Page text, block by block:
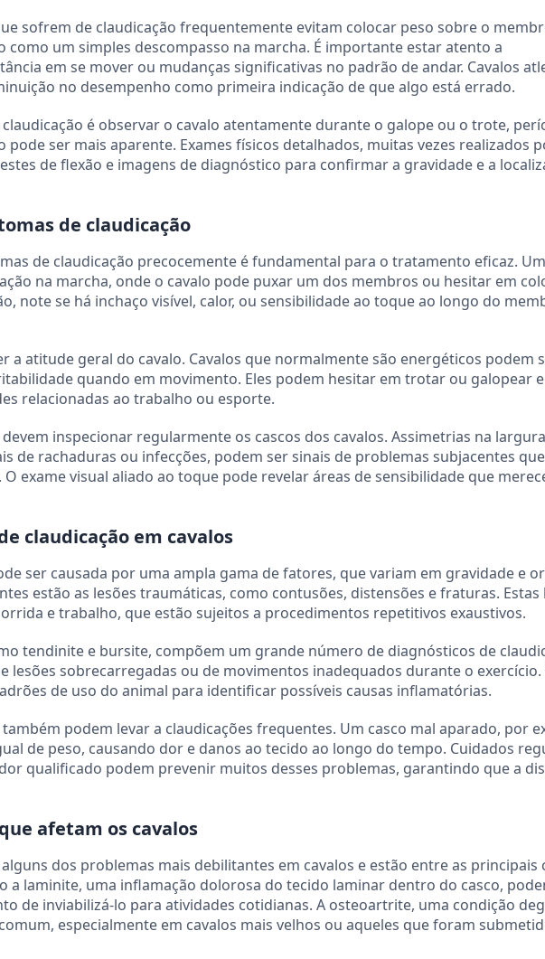
sofrem de claudicação frequentemente evitam colocar peso sobre o
como um simples descompasso na marcha. É importante estar atento a
em se mover ou mudanças significativas no padrão de andar. Cavalos
no desempenho como primeira indicação de que algo está errado.
é observar o cavalo atentamente durante o galope ou o trote,
pode ser mais aparente. Exames físicos detalhados, muitas vezes realizados
de flexão e imagens de diagnóstico para confirmar a gravidade e a
de claudicação
de claudicação precocemente é fundamental para o tratamento eficaz.
na marcha, onde o cavalo pode puxar um dos membros ou hesitar em
note se há inchaço visível, calor, ou sensibilidade ao toque ao longo do
a atitude geral do cavalo. Cavalos que normalmente são energéticos podem
quando em movimento. Eles podem hesitar em trotar ou galopear
relacionadas ao trabalho ou esporte.
inspecionar regularmente os cascos dos cavalos. Assimetrias na
de rachaduras ou infecções, podem ser sinais de problemas subjacentes que
exame visual aliado ao toque pode revelar áreas de sensibilidade que
claudicação em cavalos
ser causada por uma ampla gama de fatores, que variam em gravidade e
estão as lesões traumáticas, como contusões, distensões e fraturas. Estas
e trabalho, que estão sujeitos a procedimentos repetitivos exaustivos.
tendinite e bursite, compõem um grande número de diagnósticos de
lesões sobrecarregadas ou de movimentos inadequados durante o exercício.
de uso do animal para identificar possíveis causas inflamatórias.
podem levar a claudicações frequentes. Um casco mal aparado, por
de peso, causando dor e danos ao tecido ao longo do tempo. Cuidados
qualificado podem prevenir muitos desses problemas, garantindo que a
afetam os cavalos
dos problemas mais debilitantes em cavalos e estão entre as principais
a laminite, uma inflamação dolorosa do tecido laminar dentro do casco,
de inviabilizá-lo para atividades cotidianas. A osteoartrite, uma condição
especialmente em cavalos mais velhos ou aqueles que foram